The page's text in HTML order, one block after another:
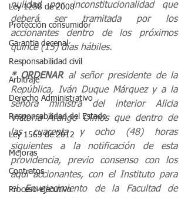
Ley 1258 de 2008
Protección consumidor
Garantia decenal
Responsabilidad civil
Arbitraje
Derecho Administrativo
Responsabilidad del Estado
Ley 1563 de 2012
Mejoras
Contratos
Proceso ejecutivo
nulidad por inconstitucionalidad que
deberá ser tramitada por los
accionantes dentro de los próximos
quince (15) días hábiles.
* ORDENAR al señor presidente de la
República, Iván Duque Márquez y a la
señora ministra del interior Alicia
Victoria Arango Olmos que dentro de
las cuarenta y ocho (48) horas
siguientes a la notificación de esta
providencia, previo consenso con los
aquí accionantes, con el Instituto para
el Envejecimiento de la Facultad de